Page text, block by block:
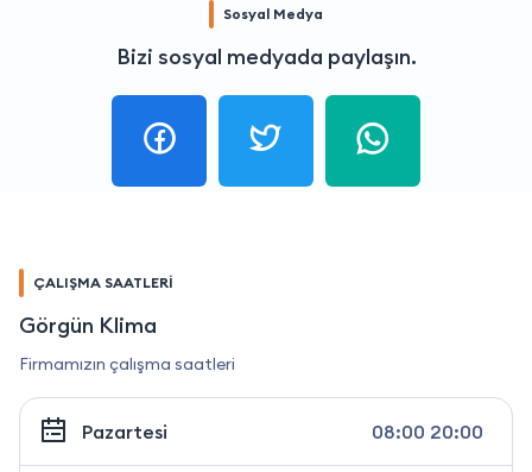
Sosyal Medya
Bizi sosyal medyada paylaşın.
ÇALIŞMA SAATLERİ
Görgün Klima
Firmamızın çalışma saatleri
Pazartesi 08:00 20:00